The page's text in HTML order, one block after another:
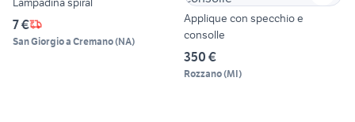
7 €
San Giorgio a Cremano(NA)
Applique con specchio e
consolle
350 €
Rozzano(MI)